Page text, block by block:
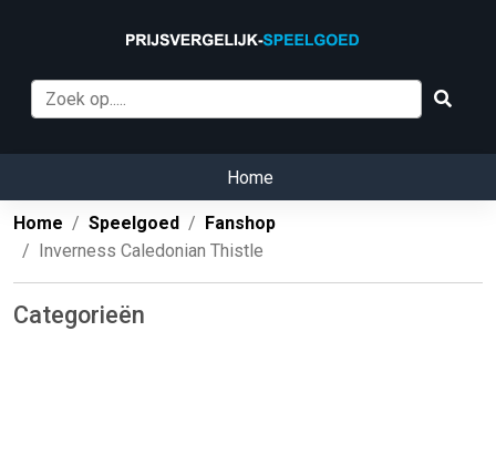
Home
Home Speelgoed
Fanshop
Inverness Caledonian Thistle
Categorieën